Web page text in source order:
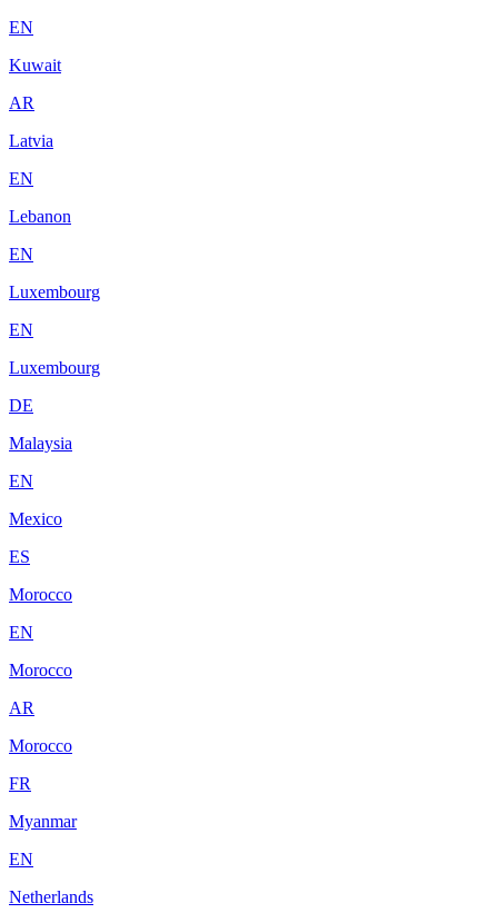
EN
Kuwait
AR
Latvia
EN
Lebanon
EN
Luxembourg
EN
Luxembourg
DE
Malaysia
EN
Mexico
ES
Morocco
EN
Morocco
AR
Morocco
FR
Myanmar
EN
Netherlands